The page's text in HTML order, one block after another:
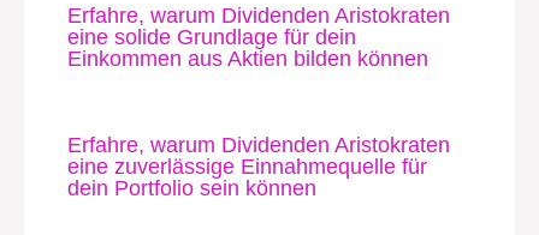
Erfahre, warum Dividenden Aristokraten
eine solide Grundlage für dein
Einkommen aus Aktien bilden können
Erfahre, warum Dividenden Aristokraten
eine zuverlässige Einnahmequelle für
dein Portfolio sein können